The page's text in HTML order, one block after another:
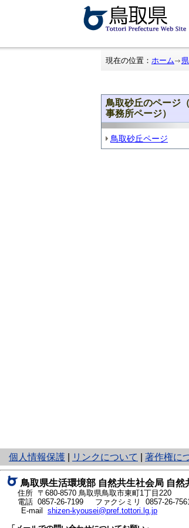
現在の位置： ホーム
鳥取砂丘のページ
事務所ページ）
鳥取砂丘ページ
個人情報保護
と
り
ネ
ッ
ト
へ
の
リンクについて 著作権に
鳥取県生活環境部 自然共生社会局 自然
住所 〒680-8570 鳥取県鳥取市東町1丁目220
電話 0857-26-7199
ファクシミリ 0857-26-
E-mail shizen-kyousei@pref.tottori.lg.jp